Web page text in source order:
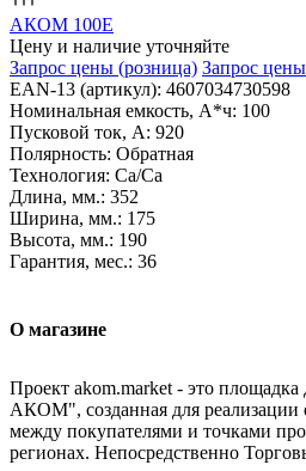
АКОМ 100Е
Цену и наличие уточняйте
Запрос цены (розница) Запрос цены
EAN-13 (артикул): 4607034730598
Номинальная емкость, А*ч: 100
Пусковой ток, А: 920
Полярность: Обратная
Технология: Са/Са
Длина, мм.: 352
Ширина, мм.: 175
Высота, мм.: 190
Гарантия, мес.: 36
О магазине
Проект akom.market - это
АКОМ", созданная для реализации
между покупателями и точками
регионах. Непосредственно